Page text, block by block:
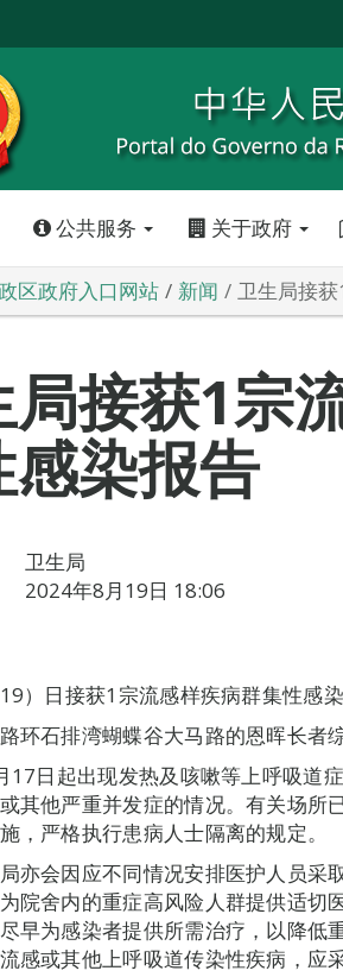
公共服务 关于政府
区政府入口网站 新闻 卫生局接
接获1宗
染报告
卫生局
2024年8月19日 18:06
）日接获1宗流感样疾病群集性感
环石排湾蝴蝶谷大马路的恩晖长者
17日起出现发热及咳嗽等上呼吸道
其他严重并发症的情况。有关场所
，严格执行患病人士隔离的规定。
亦会因应不同情况安排医护人员采
院舍内的重症高风险人群提供适切
早为感染者提供所需治疗，以降低
感或其他上呼吸道传染性疾病，应